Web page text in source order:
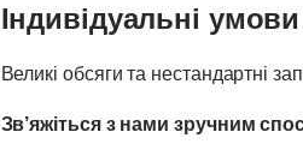
Індивідуальні
Великі обсяги та нестандартні
Зв’яжіться з нами зручним